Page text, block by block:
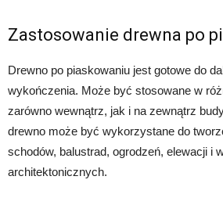
Zastosowanie drewna po
Drewno po piaskowaniu jest gotowe do
wykończenia. Może być stosowane w
zarówno wewnątrz, jak i na zewnątrz
drewno może być wykorzystane do
schodów, balustrad, ogrodzeń, elewacji i
architektonicznych.